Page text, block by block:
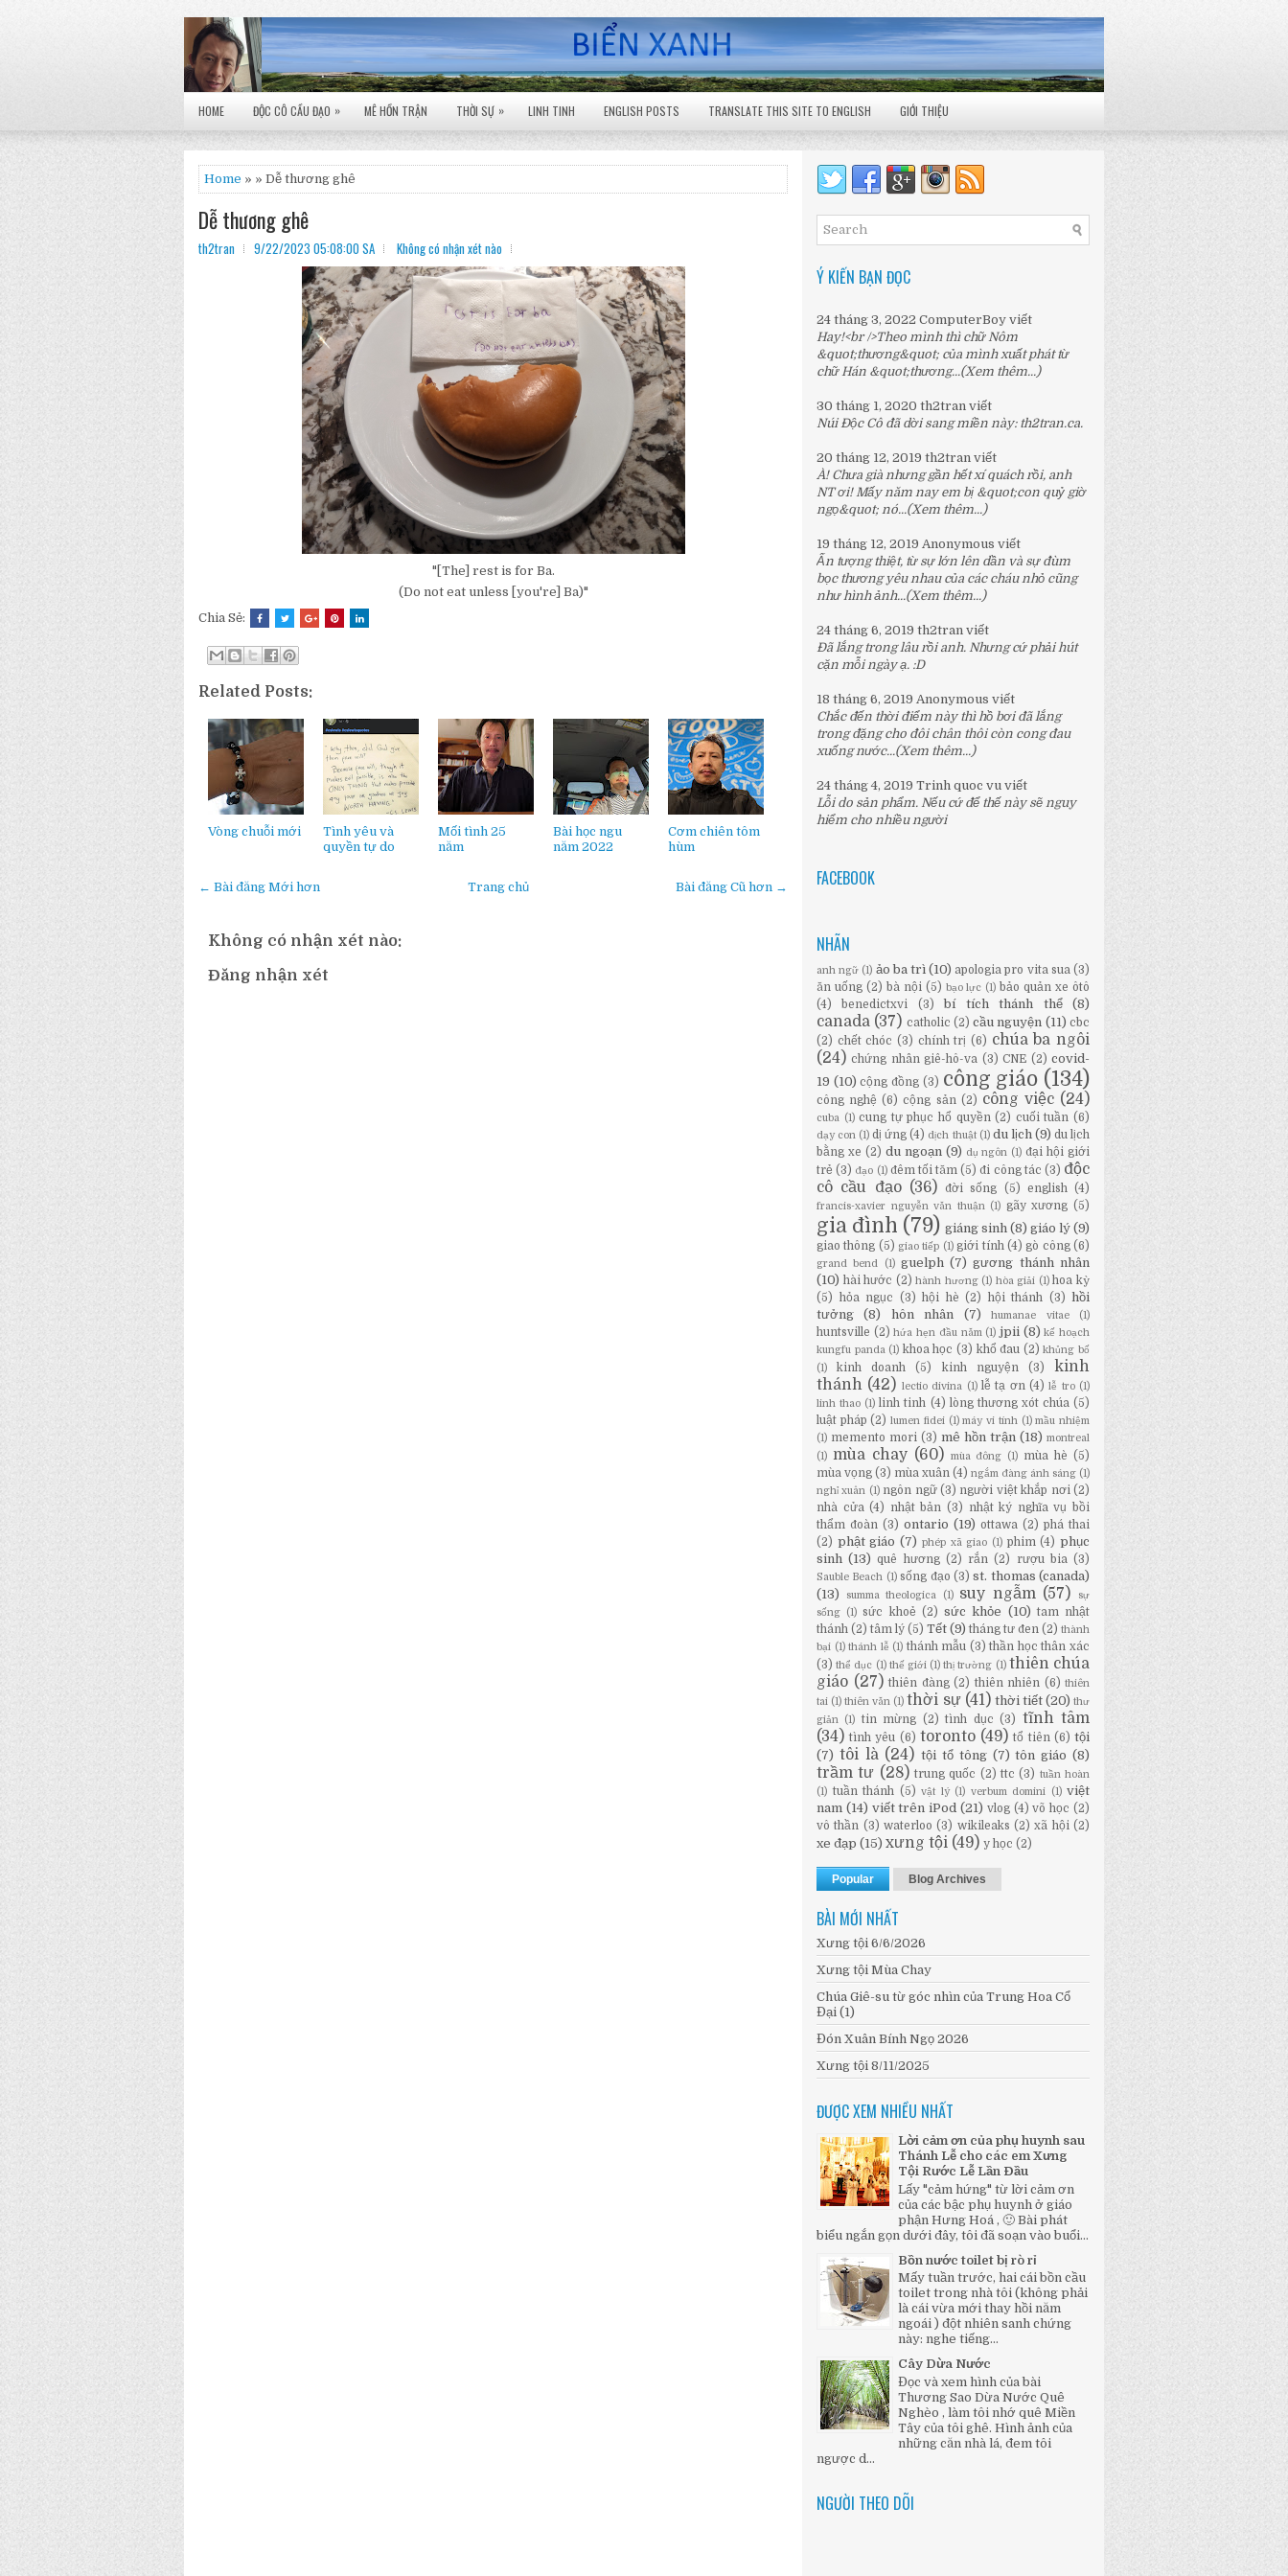
HOME ĐỘC CÔ CẦU ĐẠO » MÊ HỒN TRẬN THỜI SỰ » LINH TINH ENGLISH POSTS TRANSLATE THIS SITE TO ENGLISH GIỚI THIỆU
Home » » Dễ thương ghê
Dễ thương ghê
th2tran 9/22/2023 05:08:00 SA Không có nhận xét nào
"[The] rest is for Ba.
(Do not eat unless [you're] Ba)"
Chia Sẻ:
Related Posts:
Vòng chuỗi mới
Tình yêu và
quyền tự do
Mối tình 25
năm
Bài học ngu
năm 2022
Cơm chiên tôm
hùm
← Bài đăng Mới hơn Bài đăng Cũ hơn →
Trang chủ
Không có nhận xét nào:
Đăng nhận xét
Ý KIẾN BẠN ĐỌC
24 tháng 3, 2022 ComputerBoy viết
Hay!<br />Theo mình thì chữ Nôm
&quot;thương&quot; của mình xuất phát từ
chữ Hán &quot;thương...(Xem thêm...)
30 tháng 1, 2020 th2tran viết
Núi Độc Cô đã dời sang miền này: th2tran.ca.
20 tháng 12, 2019 th2tran viết
À! Chưa già nhưng gần hết xí quách rồi, anh
NT ơi! Mấy năm nay em bị &quot;con quỷ giờ
ngọ&quot; nó...(Xem thêm...)
19 tháng 12, 2019 Anonymous viết
Ấn tượng thiệt, từ sự lớn lên dần và sự đùm
bọc thương yêu nhau của các cháu nhỏ cũng
như hình ảnh...(Xem thêm...)
24 tháng 6, 2019 th2tran viết
Đã lắng trong lâu rồi anh. Nhưng cứ phải hút
cặn mỗi ngày ạ. :D
18 tháng 6, 2019 Anonymous viết
Chắc đến thời điểm này thì hồ bơi đã lắng
trong đặng cho đôi chân thôi còn cong đau
xuống nước...(Xem thêm...)
24 tháng 4, 2019 Trinh quoc vu viết
Lỗi do sản phẩm. Nếu cứ để thế này sẽ nguy
hiểm cho nhiều người
FACEBOOK
NHÃN
anh ngữ (1) ảo ba trì (10) apologia pro vita sua (3)
ăn uống (2) bà nội (5) bạo lực (1) bảo quản xe ôtô
(4)
benedictxvi (3) bí tích thánh thể (8)
canada (37) catholic (2) cầu nguyện (11) cbc
(2) chết chóc (3) chính trị (6) chúa ba ngôi
(24) chứng nhân giê-hô-va (3) CNE (2) covid-
19 (10) cộng đồng (3) công giáo (134)
công nghệ (6) cộng sản (2) công việc (24)
cuba (1) cung tự phục hổ quyền (2) cuối tuần (6)
dạy con (1) dị ứng (4) dịch thuật (1) du lịch (9) du lịch
bằng xe (2) du ngoạn (9) dụ ngôn (1) đại hội giới
trẻ (3) đạo (1) đêm tối tăm (5) đi công tác (3) độc
cô cầu đạo (36) đời sống (5) english (4)
francis-xavier nguyễn văn thuận (1) gãy xương (5)
gia đình (79) giáng sinh (8) giáo lý (9)
giao thông (5) giao tiếp (1) giới tính (4) gò công (6)
grand bend (1) guelph (7) gương thánh nhân
(10) hài hước (2) hành hương (1) hòa giải (1) hoa kỳ
(5) hỏa ngục (3) hội hè (2) hội thánh (3) hồi
tưởng
(8) hôn nhân (7) humanae vitae (1)
huntsville (2) hứa hẹn đầu năm (1) jpii (8) kế hoạch
kungfu panda (1) khoa học (3) khổ đau (2) khủng bố
(1)
kinh doanh (5) kinh nguyện (3)
kinh
thánh (42) lectio divina (1) lễ tạ ơn (4) lễ tro (1)
linh thao (1) linh tinh (4) lòng thương xót chúa (5)
luật pháp (2) lumen fidei (1) máy vi tính (1) mầu nhiệm
(1) memento mori (3) mê hồn trận (18) montreal
(1) mùa chay (60) mùa đông (1) mùa hè (5)
mùa vọng (3) mùa xuân (4) ngắm đàng ánh sáng (1)
nghỉ xuân (1) ngôn ngữ (3) người việt khắp nơi (2)
nhà cửa (4) nhật bản (3) nhật ký nghĩa vụ bồi
thẩm đoàn (3) ontario (19) ottawa (2) phá thai
(2) phật giáo (7) phép xã giao (1) phim (4) phục
sinh (13) quê hương (2) rắn (2) rượu bia (3)
Sauble Beach (1) sống đạo (3) st. thomas (canada)
(13)
summa theologica (1) suy ngẫm (57)
sự
sống
(1) sức khoẻ (2) sức khỏe (10) tam nhật
thánh (2) tâm lý (5) Tết (9) tháng tư đen (2) thành
bại (1) thánh lễ (1) thánh mẫu (3) thần học thân xác
(3) thể dục (1) thế giới (1) thị trường (1) thiên chúa
giáo (27) thiên đàng (2) thiên nhiên (6) thiên
tai (1) thiên văn (1) thời sự (41) thời tiết (20) thư
giản
(1) tin mừng (2) tình dục (3) tĩnh tâm
(34) tình yêu (6) toronto (49) tổ tiên (6) tội
(7) tôi là (24) tội tổ tông (7) tôn giáo (8)
trầm tư (28) trung quốc (2) ttc (3) tuần hoàn
(1) tuần thánh (5) vật lý (1) verbum domini (1) việt
nam (14) viết trên iPod (21) vlog (4) võ học (2)
vô thần (3) waterloo (3) wikileaks (2) xã hội (2)
xe đạp (15) xưng tội (49) y học (2)
Popular Blog Archives
BÀI MỚI NHẤT
Xưng tội 6/6/2026
Xưng tội Mùa Chay
Chúa Giê-su từ góc nhìn của Trung Hoa Cổ
Đại (1)
Đón Xuân Bính Ngọ 2026
Xưng tội 8/11/2025
ĐƯỢC XEM NHIỀU NHẤT
Lời cảm ơn của phụ huynh sau
Thánh Lễ cho các em Xưng
Tội Rước Lễ Lần Đầu
Lấy "cảm hứng" từ lời cảm ơn
của các bậc phụ huynh ở giáo
phận Hưng Hoá , 🙂 Bài phát
biểu ngắn gọn dưới đây, tôi đã soạn vào buổi...
Bồn nước toilet bị rò rỉ
Mấy tuần trước, hai cái bồn cầu
toilet trong nhà tôi (không phải
là cái vừa mới thay hồi năm
ngoái ) đột nhiên sanh chứng
này: nghe tiếng...
Cây Dừa Nước
Đọc và xem hình của bài
Thương Sao Dừa Nước Quê
Nghèo , làm tôi nhớ quê Miền
Tây của tôi ghê. Hình ảnh của
những căn nhà lá, đem tôi
ngược d...
NGƯỜI THEO DÕI